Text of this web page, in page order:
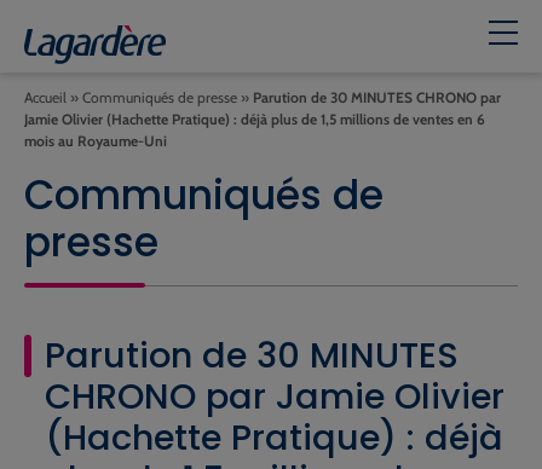
Accueil » Communiqués de presse » Parution de 30 MINUTES CHRONO par
Jamie Olivier (Hachette Pratique) : déjà plus de 1,5 millions de ventes en 6
mois au Royaume-Uni
Communiqués de
presse
Parution de 30 MINUTES
CHRONO par Jamie Olivier
(Hachette Pratique) : déjà